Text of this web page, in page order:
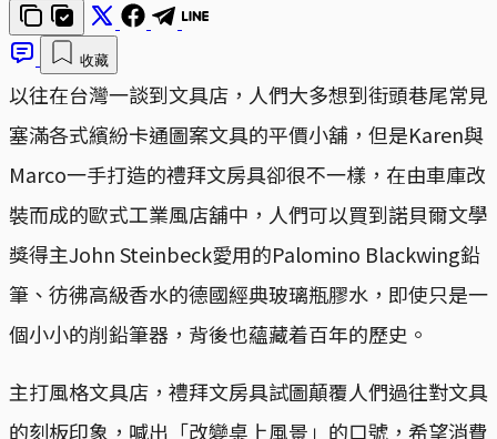
收藏
以往在台灣一談到文具店，人們大多想到街頭巷尾常見
塞滿各式繽紛卡通圖案文具的平價小舖，但是Karen與
Marco一手打造的禮拜文房具卻很不一樣，在由車庫改
裝而成的歐式工業風店舖中，人們可以買到諾貝爾文學
獎得主John Steinbeck愛用的Palomino Blackwing鉛
筆、彷彿高級香水的德國經典玻璃瓶膠水，即使只是一
個小小的削鉛筆器，背後也蘊藏着百年的歷史。
主打風格文具店，禮拜文房具試圖顛覆人們過往對文具
的刻板印象，喊出「改變桌上風景」的口號，希望消費